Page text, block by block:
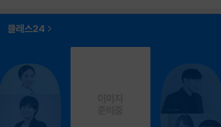
클래스24